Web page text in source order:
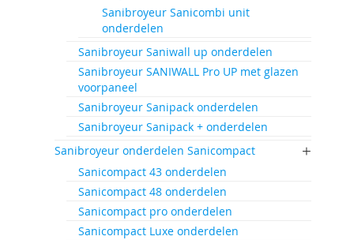
Sanibroyeur Sanicombi unit
onderdelen
Sanibroyeur Saniwall up onderdelen
Sanibroyeur SANIWALL Pro UP met glazen
voorpaneel
Sanibroyeur Sanipack onderdelen
Sanibroyeur Sanipack + onderdelen
Sanibroyeur onderdelen Sanicompact
Sanicompact 43 onderdelen
Sanicompact 48 onderdelen
Sanicompact pro onderdelen
Sanicompact Luxe onderdelen